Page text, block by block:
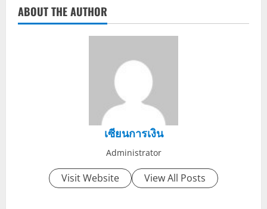
ABOUT THE AUTHOR
เซียนการเงิน
Administrator
Visit Website View All Posts